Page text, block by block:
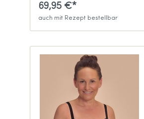
69,95 €*
auch mit Rezept bestellbar